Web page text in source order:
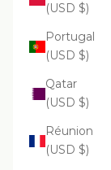
(USD $)
Portugal
(USD $)
Qatar
(USD $)
Réunion
(USD $)